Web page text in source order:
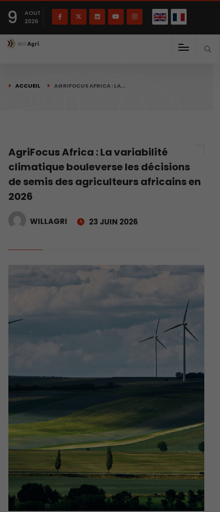
9
AOUT
2026
ACCUEIL AGRIFOCUS AFRICA : LA…
AgriFocus Africa : La variabilité
climatique bouleverse les décisions
de semis des agriculteurs africains en
2026
WILLAGRI 23 JUIN 2026
Français English(English)